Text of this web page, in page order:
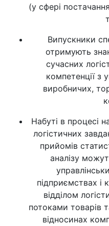
(у сфері
Випускники
отримують
сучасних
компетенції з
виробничих,
Набуті в процесі
логістичних
прийомів
аналізу
підприємствах і
відділом
потоками товарів
відносинах